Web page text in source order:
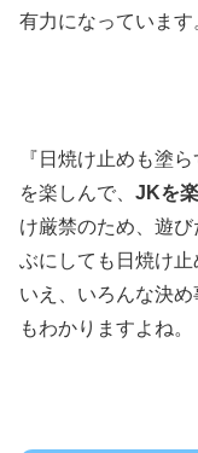
有力になっています
『日焼け止めも塗
を楽しんで、 JKを
け厳禁のため、遊
ぶにしても日焼け
いえ、いろんな決
もわかりますよね。